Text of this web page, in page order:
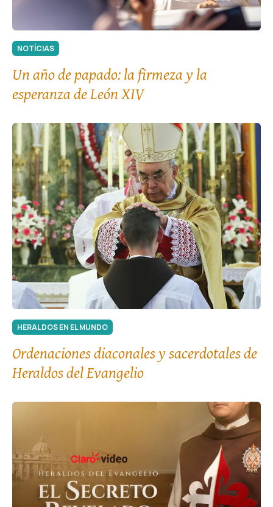
NOTÍCIAS
Un año de papado: la firmeza y la
esperanza de León XIV
HERALDOS EN EL MUNDO
Ordenaciones diaconales y sacerdotales de
Heraldos del Evangelio